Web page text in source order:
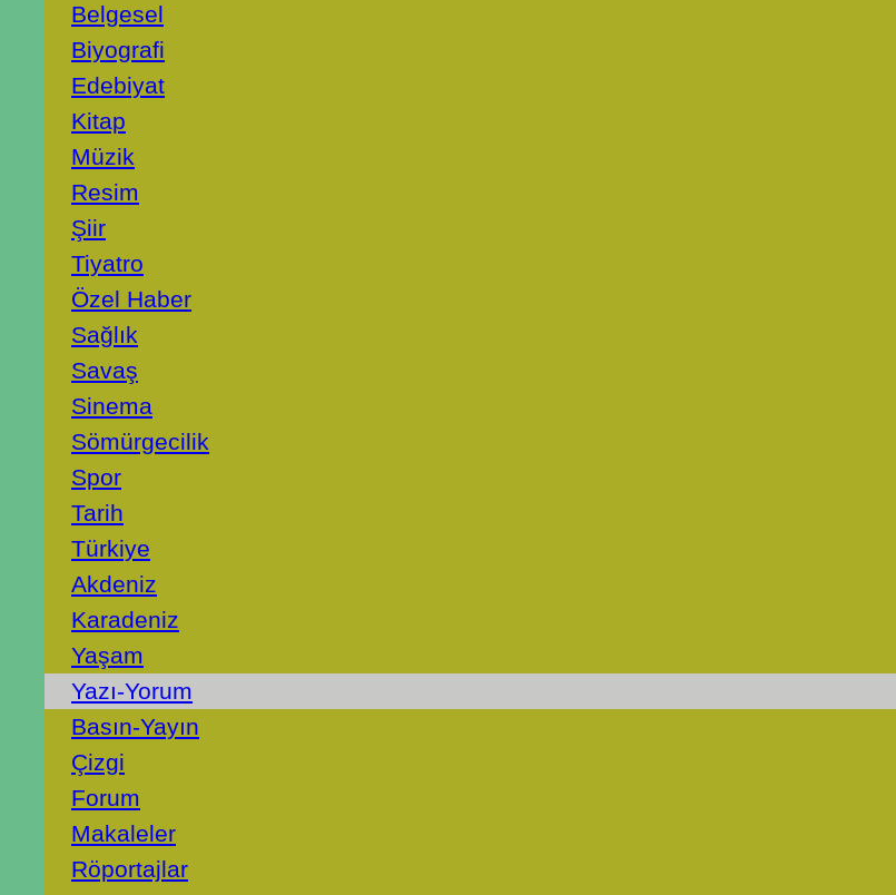
Belgesel
Biyografi
Edebiyat
Kitap
Müzik
Resim
Şiir
Tiyatro
Özel Haber
Sağlık
Savaş
Sinema
Sömürgecilik
Spor
Tarih
Türkiye
Akdeniz
Karadeniz
Yaşam
Yazı-Yorum
Basın-Yayın
Çizgi
Forum
Makaleler
Röportajlar